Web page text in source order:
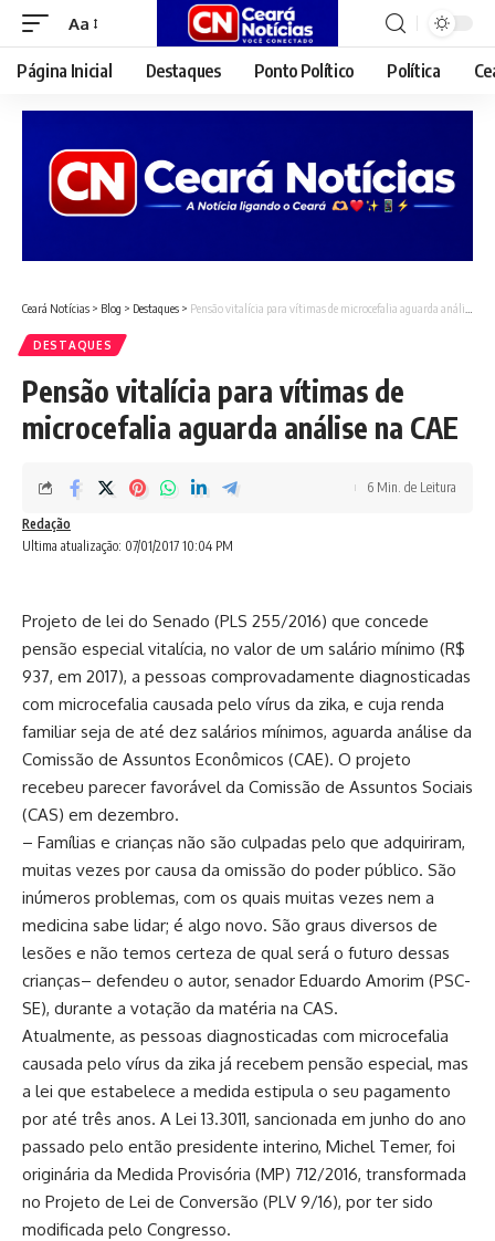
Font
Resizer
Aa
Página Inicial Destaques Ponto Político Política
Ceará Notícias > Blog > Destaques > Pensão vitalícia para vítimas de microcefalia aguarda análise na CAE
DESTAQUES
Pensão vitalícia para vítimas de
microcefalia aguarda análise na CAE
Ultima atualização: 07/01/2017 10:04 PM
Redação
6 Min. de Leitura
Projeto de lei do Senado (PLS 255/2016) que concede
pensão especial vitalícia, no valor de um salário mínimo (R$
937, em 2017), a pessoas comprovadamente diagnosticadas
com microcefalia causada pelo vírus da zika, e cuja renda
familiar seja de até dez salários mínimos, aguarda análise da
Comissão de Assuntos Econômicos (CAE). O projeto
recebeu parecer favorável da Comissão de Assuntos Sociais
(CAS) em dezembro.
– Famílias e crianças não são culpadas pelo que adquiriram,
muitas vezes por causa da omissão do poder público. São
inúmeros problemas, com os quais muitas vezes nem a
medicina sabe lidar; é algo novo. São graus diversos de
lesões e não temos certeza de qual será o futuro dessas
crianças– defendeu o autor, senador Eduardo Amorim (PSC-
SE), durante a votação da matéria na CAS.
Atualmente, as pessoas diagnosticadas com microcefalia
causada pelo vírus da zika já recebem pensão especial, mas
a lei que estabelece a medida estipula o seu pagamento
por até três anos. A Lei 13.3011, sancionada em junho do ano
passado pelo então presidente interino, Michel Temer, foi
originária da Medida Provisória (MP) 712/2016, transformada
no Projeto de Lei de Conversão (PLV 9/16), por ter sido
modificada pelo Congresso.